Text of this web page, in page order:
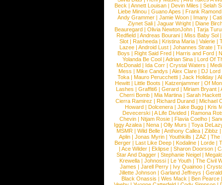
Beck |Annett Louisan |Devin Miles |Selah
Liebe Minou |Guano Apes |Frank Ramond
Andy Grammer |Jamie Woon | Imany |
Ziynet Sali |Jaguar Wright |Diane
Beauregard |Olivia NewtonJohn |Tarja
Redfield | Andreas Bourani | Miss Baby Sol
Slot | Rasheeda | Kristina Maria | Valerie |
Lazee | Android Lust | Johannes Strate |
Boys | Right Said Fred | Harris and Ford |
Yolanda Be Cool |Adrian Sina |Lord Of
McDonald | Ida Corr |Crystal Waters |
Mess | Mike Candys | Alex Clare | DJ Lord
Toka | Mauro Perucchetti | Jack Holiday |
Hewitt |Little Boots |Katzenjammer |Of
Lashes |Graffiti6 |Gerard |Miriam Bryant |
Cherri Bomb | Mia Martina | Sarah Hackett
Cierra Ramirez | Richard Durand | Michael
Howard |Dolcenera |Jake Bugg |Kris
Devecerski |A Life Divided |Ramona
Chevin |Ntjam Rosie |Flavia Coelho |
Iggy Azalea | Nena | Olly Murs | Toya
MSMR |Wild Belle |Anthony Callea |Zibbz
Aplin | Jonas Myrin | Youthkills | ZAZ | The
Berger |Last Like Deep |Kodaline |Lorde |
|Ace Wilder |Eklipse |Sharon Doorson |
Star And Dagger | Stephanie Neigel |
Krewella | Johnossi | Le Youth | The Civil
James | Jarell Perry | Ivy Quainoo |
Jillette Johnson | Garland Jeffreys |
Black Onassis | Wes Mack | Ben Pearce